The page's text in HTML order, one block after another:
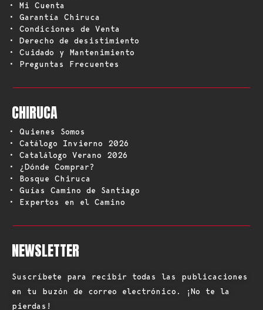
• Mi Cuenta
• Garantía Chiruca
• Condiciones de Venta
• Derecho de desistimiento
• Cuidado y Mantenimiento
• Preguntas Frecuentes
CHIRUCA
• Quienes Somos
• Catálogo Invierno 2026
• Catalálogo Verano 2026
• ¿Dónde Comprar?
• Bosque Chiruca
• Guías Camino de Santiago
• Expertos en el Camino
NEWSLETTER
Suscríbete para recibir todas las publicaciones
en tu buzón de correo electrónico. ¡No te la
pierdas!